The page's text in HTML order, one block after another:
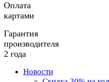
Оплата
картами
Гарантия
производителя
2 года
Новости